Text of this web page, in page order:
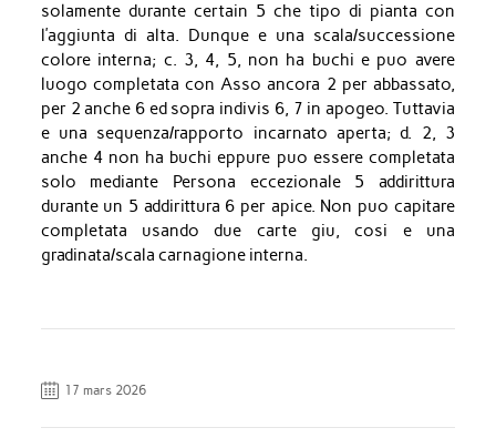
solamente durante certain 5 che tipo di pianta con
l’aggiunta di alta. Dunque e una scala/successione
colore interna; c. 3, 4, 5, non ha buchi e puo avere
luogo completata con Asso ancora 2 per abbassato,
per 2 anche 6 ed sopra indivis 6, 7 in apogeo. Tuttavia
e una sequenza/rapporto incarnato aperta; d. 2, 3
anche 4 non ha buchi eppure puo essere completata
solo mediante Persona eccezionale 5 addirittura
durante un 5 addirittura 6 per apice. Non puo capitare
completata usando due carte giu, cosi e una
gradinata/scala carnagione interna.
17 mars 2026